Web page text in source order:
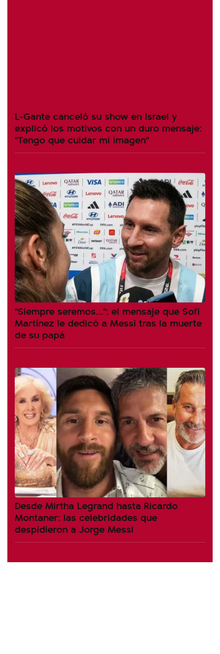
L-Gante canceló su show en Israel y
explicó los motivos con un duro mensaje:
"Tengo que cuidar mi imagen"
"Siempre seremos...": el mensaje que Sofi
Martínez le dedicó a Messi tras la muerte
de su papá
Desde Mirtha Legrand hasta Ricardo
Montaner: las celebridades que
despidieron a Jorge Messi